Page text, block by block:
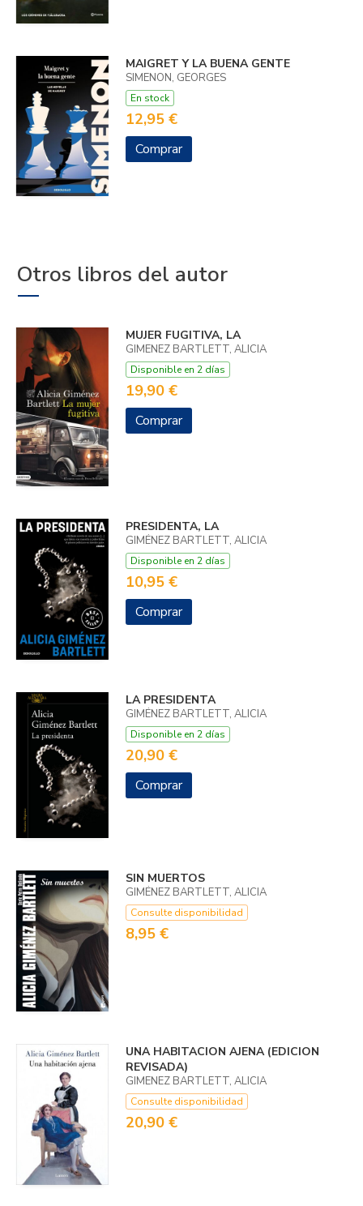
MAIGRET Y LA BUENA GENTE
SIMENON, GEORGES
En stock
12,95 €
Comprar
Otros libros del autor
MUJER FUGITIVA, LA
GIMENEZ BARTLETT, ALICIA
Disponible en 2 días
19,90 €
Comprar
PRESIDENTA, LA
GIMÉNEZ BARTLETT, ALICIA
Disponible en 2 días
10,95 €
Comprar
LA PRESIDENTA
GIMÉNEZ BARTLETT, ALICIA
Disponible en 2 días
20,90 €
Comprar
SIN MUERTOS
GIMÉNEZ BARTLETT, ALICIA
Consulte disponibilidad
8,95 €
UNA HABITACION AJENA (EDICION
REVISADA)
GIMENEZ BARTLETT, ALICIA
Consulte disponibilidad
20,90 €